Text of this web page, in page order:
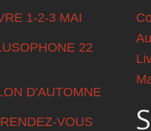
1-2-3 MAI
22
D'AUTOMNE
VOUS